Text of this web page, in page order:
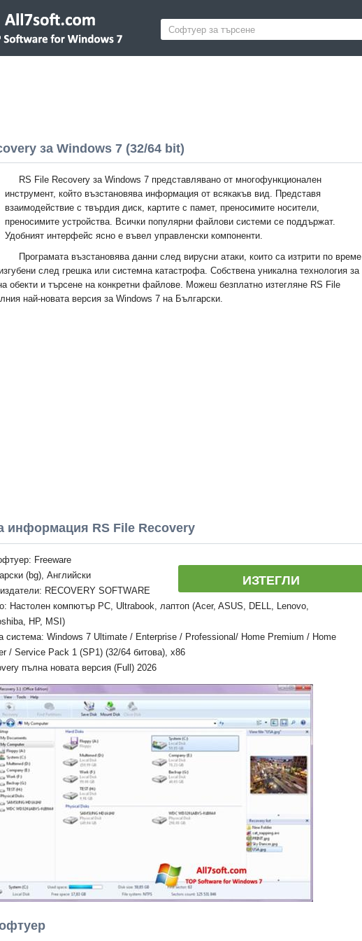
за Windows 7 (32/64 bit)
RS File Recovery за Windows 7 представлявано от многофункционален
инструмент, който възстановява информация от всякакъв вид. Представя
взаимодействие с твърдия диск, картите с памет, преносимите носители,
преносимите устройства. Всички популярни файлови системи се поддържат.
Удобният интерфейс ясно е въвел управленски компоненти.
Програмата възстановява данни след вирусни атаки, които са изтрити по време
след грешка или системна катастрофа. Собствена уникална технология за
обекти и търсене на конкретни файлове. Можеш безплатно изтегляне RS File
най-новата версия за Windows 7 на Български.
информация RS File Recovery
ИЗТЕГЛИ
Freeware
(bg), Английски
RECOVERY SOFTWARE
Настолен компютър PC, Ultrabook, лаптоп (Acer, ASUS, DELL, Lenovo,
HP, MSI)
система: Windows 7 Ultimate / Enterprise / Professional/ Home Premium / Home
/ Service Pack 1 (SP1) (32/64 битова), x86
пълна новата версия (Full) 2026